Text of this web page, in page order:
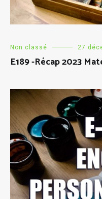
Non classé 27
E189 -Récap 2023